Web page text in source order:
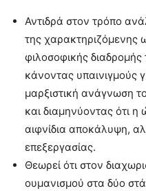
Αντιδρά στον τρόπο
της χαρακτηριζόμενης
φιλοσοφικής
κάνοντας υπαινιγμούς
μαρξιστική ανάγνωση
και διαμηνύοντας ότι
αιφνίδια αποκάλυψη,
επεξεργασίας.
Θεωρεί ότι στον
ουμανισμού στα δύο